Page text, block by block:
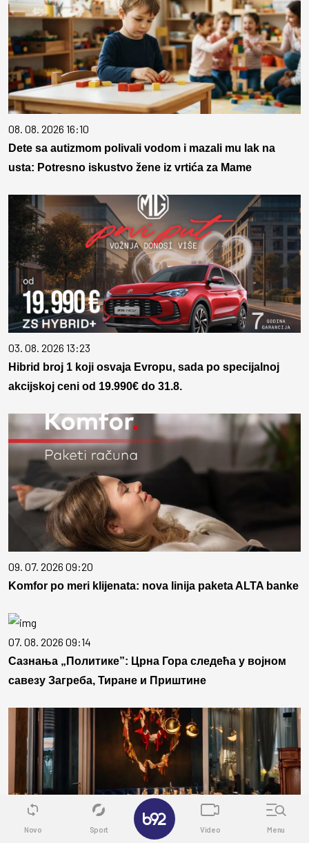
08. 08. 2026 16:10
Dete sa autizmom polivali vodom i mazali mu lak na
usta: Potresno iskustvo žene iz vrtića za Mame
03. 08. 2026 13:23
Hibrid broj 1 koji osvaja Evropu, sada po specijalnoj
akcijskoj ceni od 19.990€ do 31.8.
09. 07. 2026 09:20
Komfor po meri klijenata: nova linija paketa ALTA banke
07. 08. 2026 09:14
Сазнања „Политике”: Црна Гора следећа у војном
савезу Загреба, Тиране и Приштине
Novo Sport Video Menu
✕